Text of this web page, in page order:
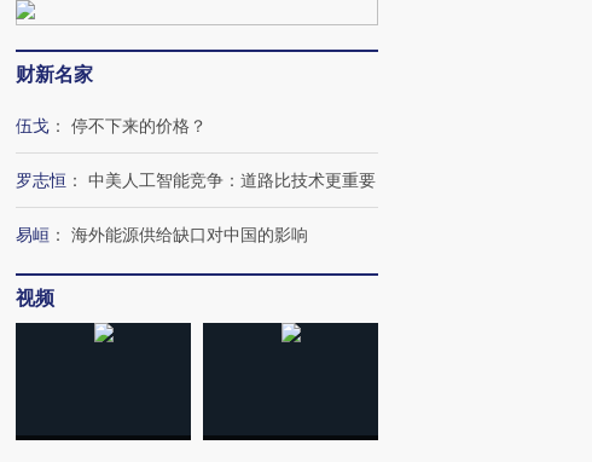
财新名家
伍戈 ： 停不下来的价格？
罗志恒 ： 中美人工智能竞争：道路比技术更重要
易峘 ： 海外能源供给缺口对中国的影响
视频